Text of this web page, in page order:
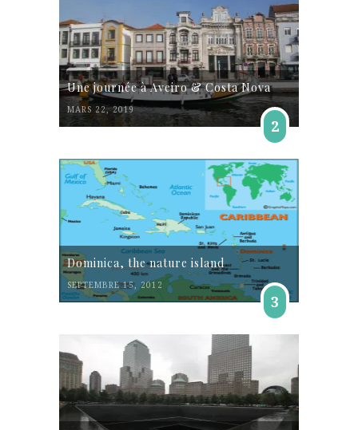
Une journée à Aveiro & Costa Nova
MARS 22, 2019
2
Dominica, the nature island
SEPTEMBRE 15, 2012
3